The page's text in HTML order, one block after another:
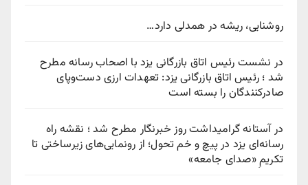
روشنایی، ریشه در همدلی دارد…
در نشست رئیس اتاق بازرگانی یزد با اصحاب رسانه مطرح
شد ؛ رئیس اتاق بازرگانی یزد: تعهدات ارزی دست‌وپای
صادرکنندگان را بسته است
در آستانه گرامیداشت روز خبرنگار مطرح شد ؛ نقشه راه
رسانه‌ای یزد در پیچ‌ و خم تحول؛ از رونمایی‌های زیرساختی تا
تکریمِ «صدای جامعه»